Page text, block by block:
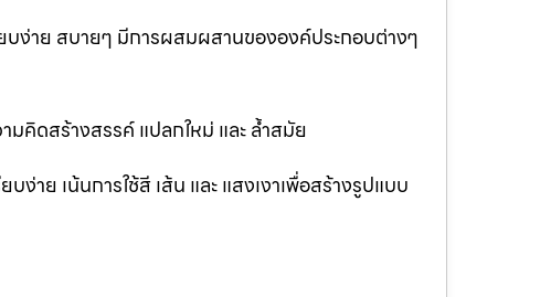
ง่าย สบายๆ มีการผสมผสานขององค์ประกอบต่างๆ
คิดสร้างสรรค์ แปลกใหม่ และ ล้ำสมัย
ย เน้นการใช้สี เส้น และ แสงเงาเพื่อสร้างรูปแบบ